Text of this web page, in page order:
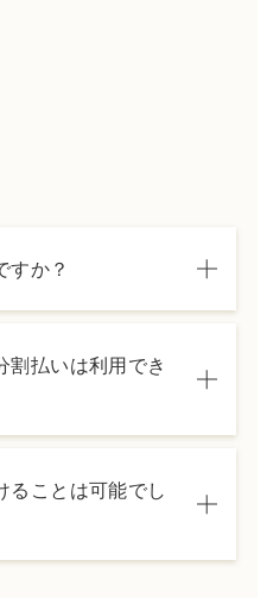
すか？
いただくか、カウン
す。
割払いは利用でき
。詳細は受付スタッ
。
ることは可能でし